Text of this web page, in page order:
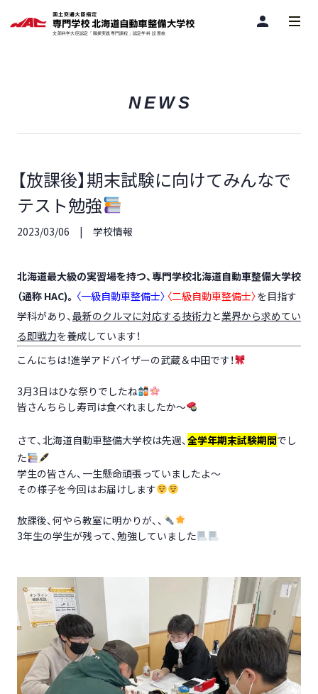
person
NEWS
【放課後】期末試験に向けてみんなで
テスト勉強
2023/03/06 学校情報
北海道最大級の実習場を持つ、専門学校北海道自動車整備大学校
（通称HAC)。 〈一級自動車整備士〉 〈二級自動車整備士〉を目指す
学科があり、最新のクルマに対応する技術力と業界から求めてい
る即戦力を養成しています！
こんにちは！進学アドバイザーの武蔵＆中田です！
3月3日はひな祭りでしたね
皆さんちらし寿司は食べれましたか～
さて、北海道自動車整備大学校は先週、全学年期末試験期間でし
た
学生の皆さん、一生懸命頑張っていましたよ～
その様子を今回はお届けします
放課後、何やら教室に明かりが、、
3年生の学生が残って、勉強していました